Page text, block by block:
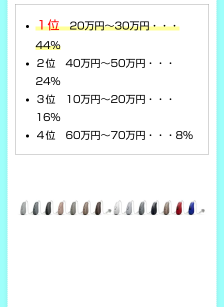
１位20万円～30万円・・・
44％
２位 40万円～50万円・・・
24％
３位 10万円～20万円・・・
16％
４位 60万円～70万円・・・8％